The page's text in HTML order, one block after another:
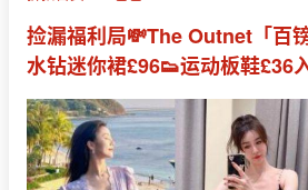
捡漏福利局💸The Outnet「百
水钻迷你裙£96👟运动板鞋£36入